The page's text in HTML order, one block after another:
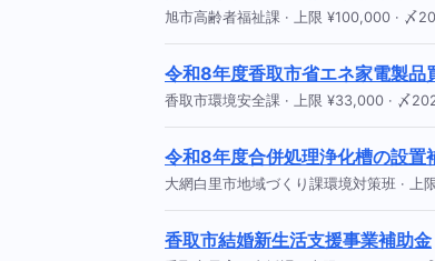
旭市高齢者福祉課 · 上限 ¥100,000 · 〆
令和8年度香取市省エネ家電製品
香取市環境安全課 · 上限 ¥33,000 · 〆
令和8年度合併処理浄化槽の設置
大網白里市地域づくり課環境対策班 ·
香取市結婚新生活支援事業補助金